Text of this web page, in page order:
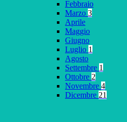
Febbraio
Marzo 3
Aprile
Maggio
Giugno
Luglio 1
Agosto
Settembre 1
Ottobre 2
Novembre 4
Dicembre 21